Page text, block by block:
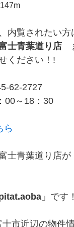
内覧されたい方
士青葉道り店
ください！!
62-2727
00～18：30
ら
士青葉道り店が
」です！
市近辺の物件